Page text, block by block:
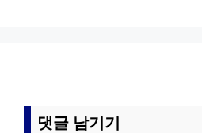
댓글 남기기